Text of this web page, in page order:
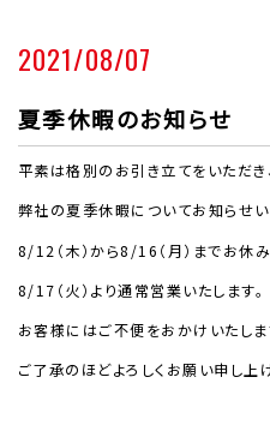
2021/08/07
夏季休暇のお知らせ
平素は格別のお引き立てをいただき
弊社の夏季休暇についてお知らせい
8/12 （木）から8/16（月） までお休
8/17 （火）より通常営業いたします。
お客様にはご不便をおかけいたし
ご了承のほどよろしくお願い申し上